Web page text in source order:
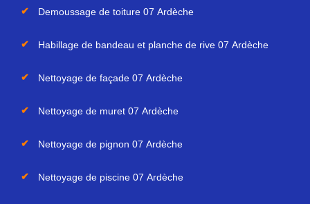
Demoussage de toiture 07 Ardèche
Habillage de bandeau et planche de rive 07 Ardèche
Nettoyage de façade 07 Ardèche
Nettoyage de muret 07 Ardèche
Nettoyage de pignon 07 Ardèche
Nettoyage de piscine 07 Ardèche